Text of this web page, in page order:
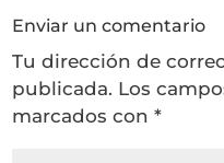
Enviar un comentario
Tu dirección de
publicada. Los
marcados con*